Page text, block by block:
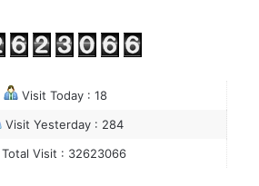
Visit Today : 18
Visit Yesterday : 284
Total Visit : 32623066